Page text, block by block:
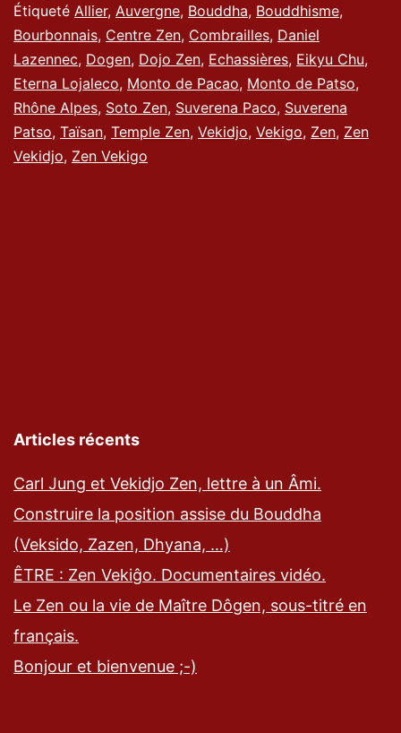
Étiqueté Allier, Auvergne, Bouddha, Bouddhisme,
Bourbonnais, Centre Zen, Combrailles, Daniel
Lazennec, Dogen, Dojo Zen, Echassières, Eikyu Chu,
Eterna Lojaleco, Monto de Pacao, Monto de Patso,
Rhône Alpes, Soto Zen, Suverena Paco, Suverena
Patso, Taïsan, Temple Zen, Vekidjo, Vekigo, Zen, Zen
Vekidjo, Zen Vekigo
Articles récents
Carl Jung et Vekidjo Zen, lettre à un Âmi.
Construire la position assise du Bouddha
(Veksido, Zazen, Dhyana, …)
ÊTRE : Zen Vekiĝo. Documentaires vidéo.
Le Zen ou la vie de Maître Dôgen, sous-titré en
français.
Bonjour et bienvenue ;-)